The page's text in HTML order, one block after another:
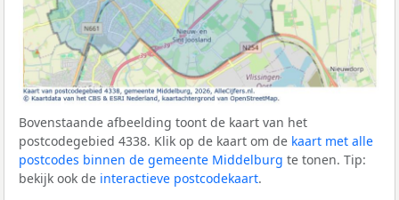
Bovenstaande afbeelding toont de kaart van het
postcodegebied 4338. Klik op de kaart om de kaart met alle
postcodes binnen de gemeente Middelburg te tonen. Tip:
bekijk ook de interactieve postcodekaart.